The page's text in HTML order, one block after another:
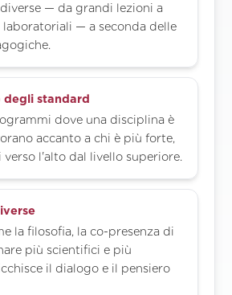
— da grandi lezioni a
— a seconda delle
degli standard
dove una disciplina è
accanto a chi è più forte,
verso l'alto dal livello superiore.
la filosofia, la co-presenza di
più scientifici e più
il dialogo e il pensiero